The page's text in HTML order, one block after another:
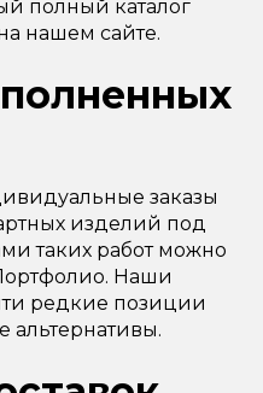
полный каталог
нашем сайте.
заказы
изделий под
таких работ можно
Наши
редкие позиции
альтернативы.